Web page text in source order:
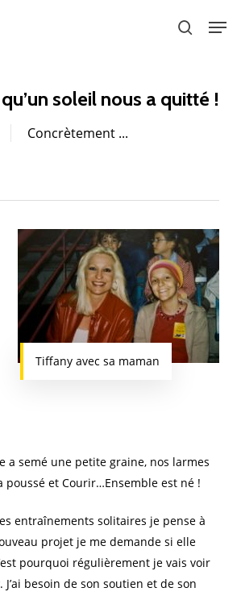
search
soleil nous a quitté !
Concrètement ...
Tiffany avec sa maman
a semé une petite graine, nos larmes
poussé et Courir…Ensemble est né !
entraînements solitaires je pense à
projet je me demande si elle
pourquoi régulièrement je vais voir
J’ai besoin de son soutien et de son